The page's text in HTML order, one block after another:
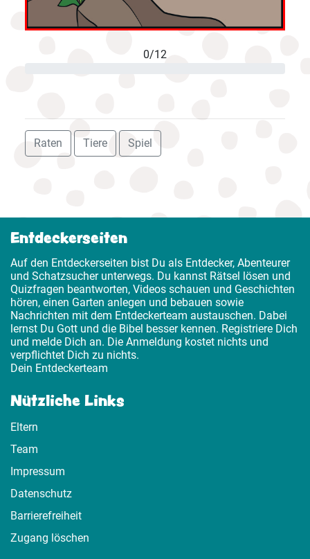
0/12
Raten Tiere Spiel
Entdeckerseiten
Auf den Entdeckerseiten bist Du als Entdecker, Abenteurer
und Schatzsucher unterwegs. Du kannst Rätsel lösen und
Quizfragen beantworten, Videos schauen und Geschichten
hören, einen Garten anlegen und bebauen sowie
Nachrichten mit dem Entdeckerteam austauschen. Dabei
lernst Du Gott und die Bibel besser kennen. Registriere Dich
und melde Dich an. Die Anmeldung kostet nichts und
verpflichtet Dich zu nichts.
Dein Entdeckerteam
Nützliche Links
Eltern
Team
Impressum
Datenschutz
Barrierefreiheit
Zugang löschen